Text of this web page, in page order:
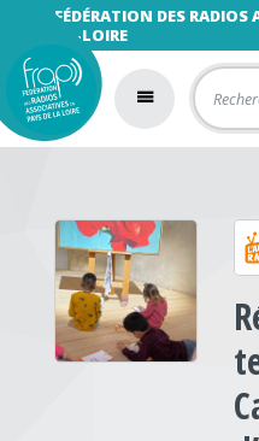
FÉDÉRATION DES RADIOS
LA-LOIRE